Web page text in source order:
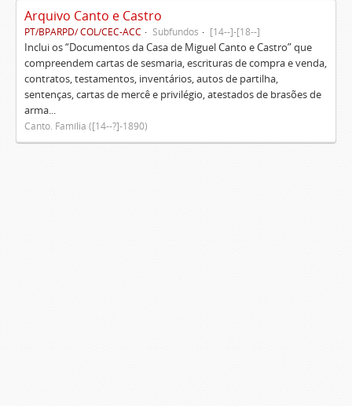
Arquivo Canto e Castro
PT/BPARPD/ COL/CEC-ACC Subfundos [14--]-[18--]
Inclui os “Documentos da Casa de Miguel Canto e Castro” que
compreendem cartas de sesmaria, escrituras de compra e venda,
contratos, testamentos, inventários, autos de partilha,
sentenças, cartas de mercê e privilégio, atestados de brasões de
arma...
Canto. Família ([14--?]-1890)